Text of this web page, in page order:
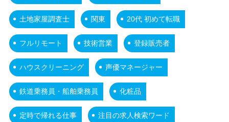
土地家屋調査士 関東 20代 初めて転職
フルリモート 技術営業 登録販売者
ハウスクリーニング 声優マネージャー
鉄道乗務員・船舶乗務員 化粧品
定時で帰れる仕事 注目の求人検索ワード